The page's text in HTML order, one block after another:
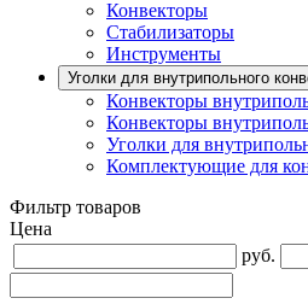
Конвекторы
Стабилизаторы
Инструменты
Уголки для внутрипольного
Конвекторы
Конвекторы
Уголки для
Комплектующие для
Фильтр товаров
Цена
руб.